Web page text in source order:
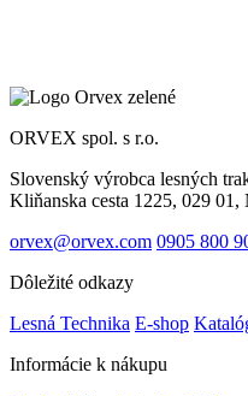
ORVEX spol. s r.o.
Slovenský výrobca lesných
Kliňanska cesta 1225, 029 01,
orvex@orvex.com 0905 800
Dôležité odkazy
Lesná Technika E-shop
Informácie k nákupu